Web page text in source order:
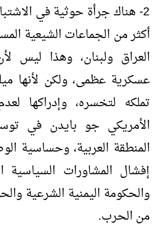
2- هناك جرأة حوثية في
أكثر من الجماعات الشيعية
العراق ولبنان، وهذا ليس
عسكرية عظمى، ولكن لأنها
تملكه لتخسره، وإدراكها
الأمريكي جو بايدن في
المنطقة العربية، وحساسية
إفشال المشاورات السياسية
من الحرب.